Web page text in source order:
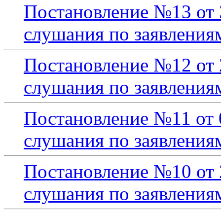
Постановление №13
слушания по
Постановление №12
слушания по
Постановление №11
слушания по
Постановление №10
слушания по